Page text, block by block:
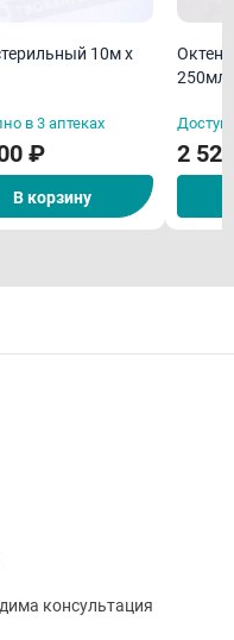
10м х
в 3 аптеках
₽
В корзину
250мл
во)
2
консультация